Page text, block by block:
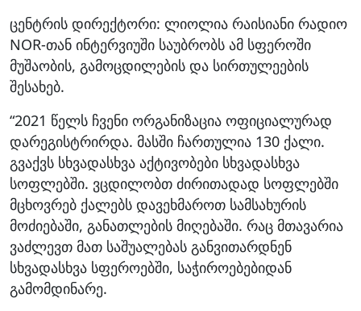
ცენტრის დირექტორი: ლიოლია რაისიანი რადიო
NOR-თან ინტერვიუში საუბრობს ამ სფეროში
მუშაობის, გამოცდილების და სირთულეების
შესახებ.
“2021 წელს ჩვენი ორგანიზაცია ოფიციალურად
დარეგისტრირდა. მასში ჩართულია 130 ქალი.
გვაქვს სხვადასხვა აქტივობები სხვადასხვა
სოფლებში. ვცდილობთ ძირითადად სოფლებში
მცხოვრებ ქალებს დავეხმაროთ სამსახურის
მოძიებაში, განათლების მიღებაში. რაც მთავარია
ვაძლევთ მათ საშუალებას განვითარდნენ
სხვადასხვა სფეროებში, საჭიროებებიდან
გამომდინარე.